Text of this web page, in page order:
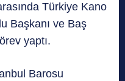
Türkiye Kano
Başkanı ve Baş
yaptı.
Barosu